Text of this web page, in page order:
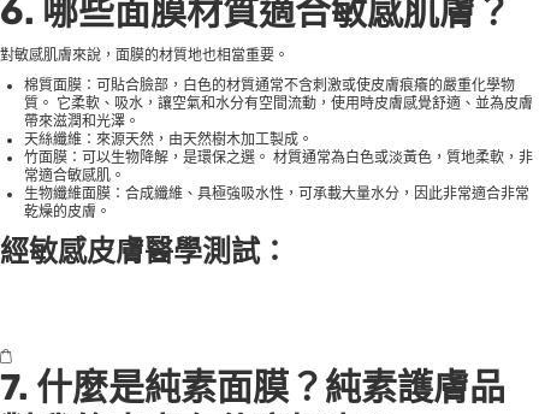
6. 哪些面膜材質適合敏感肌膚？
對敏感肌膚來說，面膜的材質地也相當重要。
棉質面膜：可貼合臉部，白色的材質通常不含刺激或使皮膚痕癢的嚴重化學物
質。 它柔軟、吸水，讓空氣和水分有空間流動，使用時皮膚感覺舒適、並為皮膚
帶來滋潤和光澤。
天絲纖維：來源天然，由天然樹木加工製成。
竹面膜：可以生物降解，是環保之選。 材質通常為白色或淡黃色，質地柔軟，非
常適合敏感肌。
生物纖維面膜：合成纖維、具極強吸水性，可承載大量水分，因此非常適合非常
乾燥的皮膚。
經敏感皮膚醫學測試：
7. 什麼是純素面膜？純素護膚品